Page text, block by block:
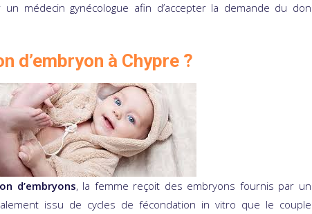
médecin gynécologue afin d’accepter la demande du don
d’embryon à Chypre ?
d’embryons, la femme reçoit des embryons fournis par un
issu de cycles de fécondation in vitro que le couple